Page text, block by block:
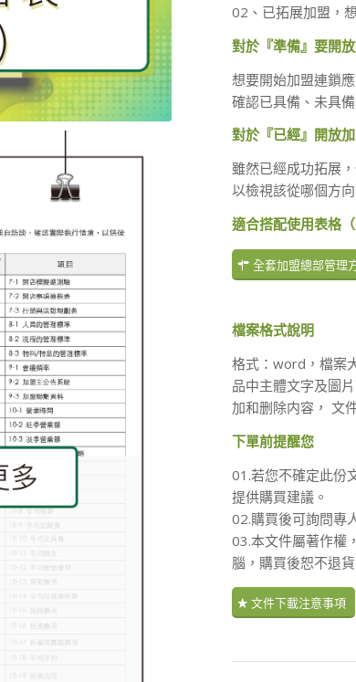
02、已拓展加盟，
對於『準備』要開
想要開始加盟連鎖
確認已具備、未具備
對於『已經』開放
雖然已經成功拓展
以檢視該從哪個方
適合搭配使用表格
全套加盟總部管理
檔案格式說明
格式：word，檔案
品中主體文字及圖
加和删除内容， 文
下單前提醒您
01.若您不確定此份
提供購買建議。
02.購買後可詢問專
03.本文件屬著作權
腦，購買後恕不退貨
文件下載注意事項